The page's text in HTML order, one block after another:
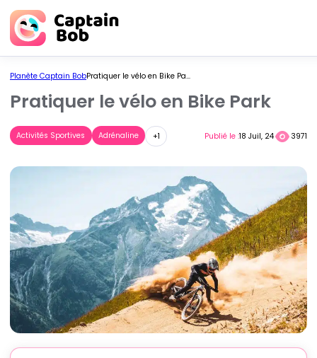
Skip
content
Planète Captain Bob Pratiquer le vélo en Bike Park
Pratiquer le vélo en Bike Park
Activités Sportives Adrénaline +1 Publié le :18 Juil, 24 3971